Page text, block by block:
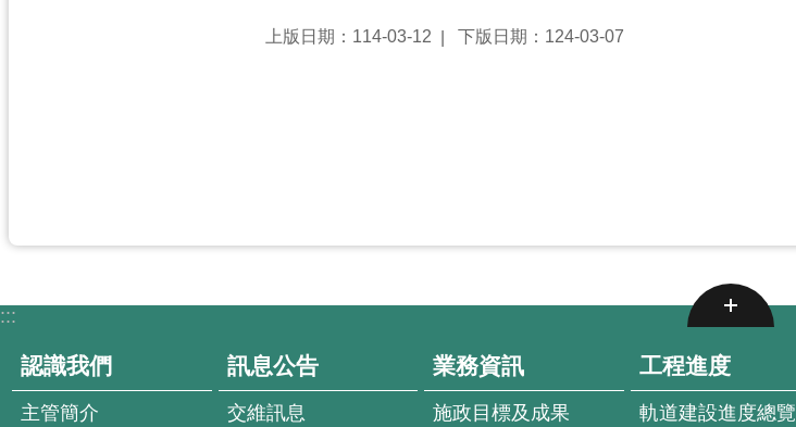
上版日期：114-03-12 下版日期：124-03-07
:::
認識我們
主管簡介
訊息公告
交維訊息
業務資訊
施政目標及成果
工程進度
軌道建設進度總覽